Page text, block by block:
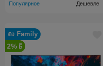
Популярное Дешевле
Family
2%